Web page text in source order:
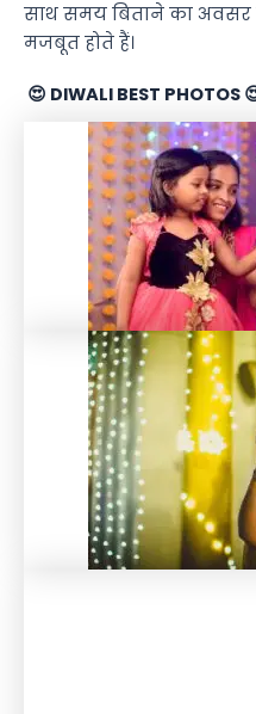
साथ समय बिताने का अवसर
मजबूत होते हैं।
😍 DIWALI BEST PHOTOS